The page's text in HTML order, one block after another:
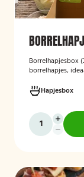
Borrelhapjesbox
borrelhapjes,
zalmrolletjes,
gepresenteerd
Hapjesbox